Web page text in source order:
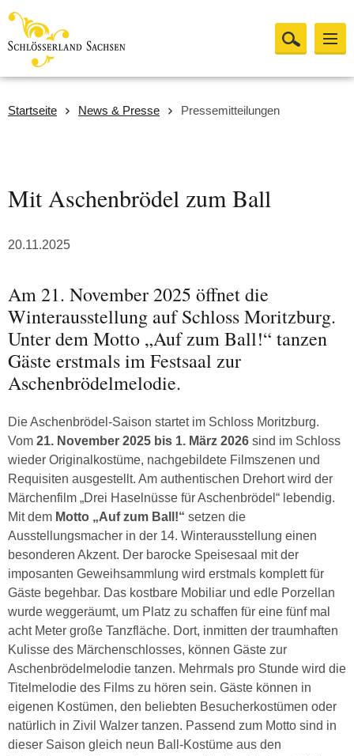
Startseite News & Presse Pressemitteilungen
Mit Aschenbrödel zum Ball
20.11.2025
Am 21. November 2025 öffnet die
Winterausstellung auf Schloss Moritzburg.
Unter dem Motto „Auf zum Ball!“ tanzen
Gäste erstmals im Festsaal zur
Aschenbrödelmelodie.
Die Aschenbrödel-Saison startet im Schloss Moritzburg.
Vom 21. November 2025 bis 1. März 2026 sind im Schloss
wieder Originalkostüme, nachgebildete Filmszenen und
Requisiten ausgestellt. Am authentischen Drehort wird der
Märchenfilm „Drei Haselnüsse für Aschenbrödel“ lebendig.
Mit dem Motto „Auf zum Ball!“ setzen die
Ausstellungsmacher in der 14. Winterausstellung einen
besonderen Akzent. Der barocke Speisesaal mit der
imposanten Geweihsammlung wird erstmals komplett für
Gäste begehbar. Das kostbare Mobiliar und edle Porzellan
wurde weggeräumt, um Platz zu schaffen für eine fünf mal
acht Meter große Tanzfläche. Dort, inmitten der traumhaften
Kulisse des Märchenschlosses, können Gäste zur
Aschenbrödelmelodie tanzen. Mehrmals pro Stunde wird die
Titelmelodie des Films zu hören sein. Gäste können in
eigenen Kostümen, den beliebten Besucherkostümen oder
natürlich in Zivil Walzer tanzen. Passend zum Motto sind in
dieser Saison gleich neun Ball-Kostüme aus den